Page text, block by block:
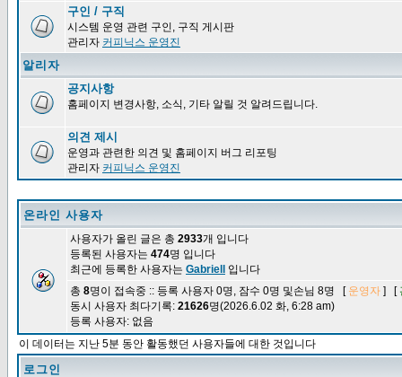
구인 / 구직
시스템 운영 관련 구인, 구직 게시판
관리자 커피닉스 운영진
알리자
공지사항
홈페이지 변경사항, 소식, 기타 알릴 것 알려드립니다.
의견 제시
운영과 관련한 의견 및 홈페이지 버그 리포팅
관리자 커피닉스 운영진
온라인 사용자
사용자가 올린 글은 총 2933개 입니다
등록된 사용자는 474명 입니다
최근에 등록한 사용자는 Gabriell
입니다
총 8명이 접속중 :: 등록 사용자 0명, 잠수 0명 및손님 8명 [ 운영자 ] [
동시 사용자 최다기록: 21626명(2026.6.02 화, 6:28 am)
등록 사용자: 없음
이 데이터는 지난 5분 동안 활동했던 사용자들에 대한 것입니다
로그인